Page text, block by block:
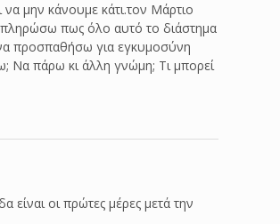
μην κάνουμε κάτι.τον Μάρτιο
πως όλο αυτό το διάστημα
να προσπαθήσω για εγκυμοσύνη
Να πάρω κι άλλη γνώμη; Τι μπορεί
οι πρώτες μέρες μετά την